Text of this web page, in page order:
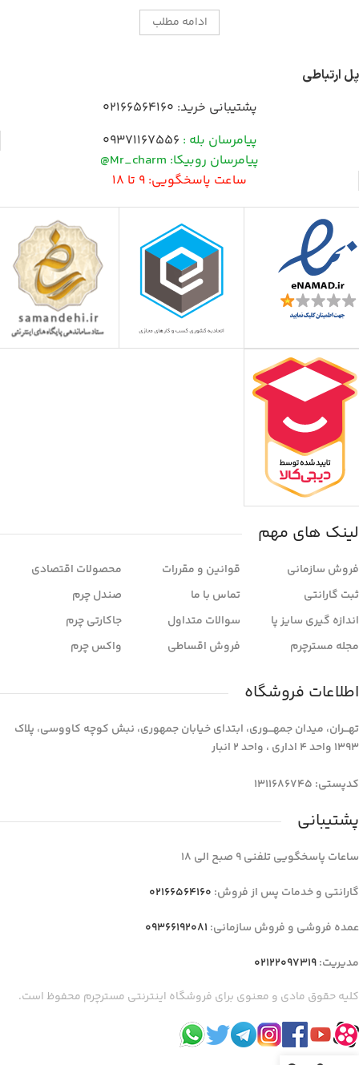
ادامه مطلب
پل ارتباطی
پشتیبانی خرید: 02166564160
پیامرسان بله : 09371167556
پیامرسان روبیکا: Mr_charm@
ساعت پاسخگویی: 9 تا 18
لینک های مهم
فروش سازمانی
ثبت گارانتی
اندازه گیری سایز پا
مجله مسترچرم
قوانین و مقررات
تماس با ما
سوالات متداول
فروش اقساطی
محصولات اقتصادی
صندل چرم
جاکارتی چرم
واکس چرم
اطلاعات فروشگاه
تهـــران، میدان جمهـــوری، ابتدای خیابان جمهوری، نبش کوچه کاووسی، پلاک
1393 واحد 4 اداری ، واحد 2 انبار
کدپستی: 1311686745
پشتیبانی
ساعات پاسخگویی تلفنی 9 صبح الی 18
گارانتی و خدمات پس از فروش: 02166564160
عمده فروشی و فروش سازمانی: 09366192081
مدیریت:02122097319
کلیه حقوق مادی و معنوی برای فروشگاه اینترنتی مسترچرم محفوظ است.